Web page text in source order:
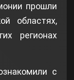
прошли
областях,
регионах
с